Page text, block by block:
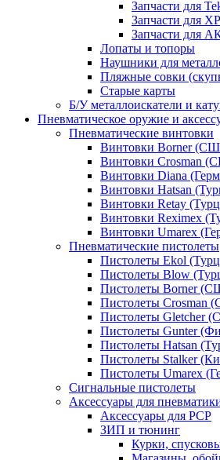
Запчасти для
Запчасти для XP
Запчасти для
Лопаты и топоры
Наушники для
Пляжные совки
Старые карты
Б/У металлоискатели и
Пневматическое оружие и
Пневматические винтовки
Винтовки Borner
Винтовки Crosman
Винтовки Diana
Винтовки Hatsan
Винтовки Retay
Винтовки Reximex
Винтовки Umarex
Пневматические пистолеты
Пистолеты Ekol
Пистолеты Blow
Пистолеты Borner
Пистолеты Crosman
Пистолеты Gletcher
Пистолеты Gunter
Пистолеты Hatsan
Пистолеты Stalker
Пистолеты Umarex
Сигнальные пистолеты
Аксессуары для
Аксессуары для PCP
ЗИП и тюнинг
Курки,